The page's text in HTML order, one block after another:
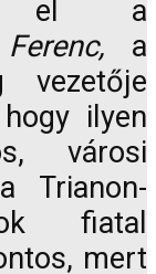
el a
a
vezetője
ilyen
városi
Trianon-
fiatal
mert